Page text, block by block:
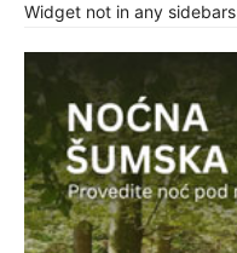
Widget not in any sidebars